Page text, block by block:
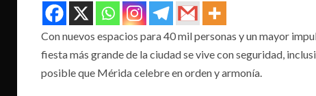
Con nuevos espacios para 40 mil personas y un mayor
fiesta más grande de la ciudad se vive con seguridad,
posible que Mérida celebre en orden y armonía.